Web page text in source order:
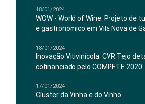
18/01/2024
WOW - World of Wine: Projeto de
e gastronómico em Vila Nova de
18/01/2024
Inovação Vitivinícola: CVR Tejo
cofinanciado pelo COMPETE 2020
17/01/2024
Cluster da Vinha e do Vinho